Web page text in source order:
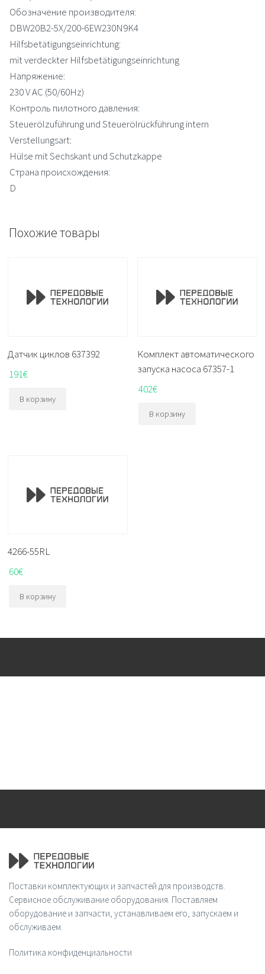
Обозначение производителя:
DBW20B2-5X/200-6EW230N9K4
Hilfsbetätigungseinrichtung:
mit verdeckter Hilfsbetätigungseinrichtung
Напряжение:
230 V AC (50/60Hz)
Контроль пилотного давления:
Steuerölzuführung und Steuerölrückführung intern
Verstellungsart:
Hülse mit Sechskant und Schutzkappe
Страна происхождения:
D
Похожие товары
Датчик циклов 637392
191€
В корзину
Комплект автоматического
запуска насоса 67357-1
402€
В корзину
4266-55RL
60€
В корзину
Поставки комплектующих и запчастей для производств.
Сервисное обслуживание оборудования. Поставляем
оборудование и запчасти, устанавливаем его, запускаем и
обслуживаем.
Политика конфиденциальности